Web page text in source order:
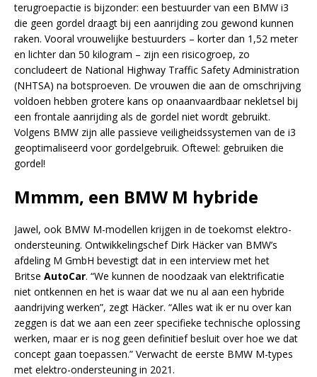
terugroepactie is bijzonder: een bestuurder van een BMW i3
die geen gordel draagt bij een aanrijding zou gewond kunnen
raken. Vooral vrouwelijke bestuurders – korter dan 1,52 meter
en lichter dan 50 kilogram – zijn een risicogroep, zo
concludeert de National Highway Traffic Safety Administration
(NHTSA) na botsproeven. De vrouwen die aan de omschrijving
voldoen hebben grotere kans op onaanvaardbaar nekletsel bij
een frontale aanrijding als de gordel niet wordt gebruikt.
Volgens BMW zijn alle passieve veiligheidssystemen van de i3
geoptimaliseerd voor gordelgebruik. Oftewel: gebruiken die
gordel!
Mmmm, een BMW M hybride
Jawel, ook BMW M-modellen krijgen in de toekomst elektro-
ondersteuning. Ontwikkelingschef Dirk Häcker van BMW’s
afdeling M GmbH bevestigt dat in een interview met het
Britse AutoCar. “We kunnen de noodzaak van elektrificatie
niet ontkennen en het is waar dat we nu al aan een hybride
aandrijving werken”, zegt Häcker. “Alles wat ik er nu over kan
zeggen is dat we aan een zeer specifieke technische oplossing
werken, maar er is nog geen definitief besluit over hoe we dat
concept gaan toepassen.” Verwacht de eerste BMW M-types
met elektro-ondersteuning in 2021.